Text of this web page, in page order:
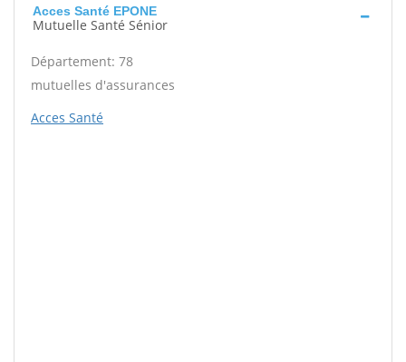
Acces Santé EPONE
Mutuelle Santé Sénior
Département: 78
mutuelles d'assurances
Acces Santé